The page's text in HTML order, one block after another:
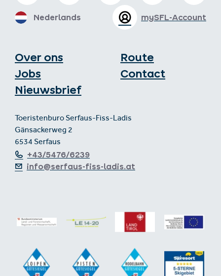
Over ons
Jobs
Nieuwsbrief
Route
Contact
Toeristenburo Serfaus-Fiss-Ladis
Gänsackerweg 2
6534 Serfaus
+43/5476/6239
info@serfaus-fiss-ladis.at
mySFL-Account
Nederlands